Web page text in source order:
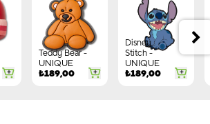
Teddy Bear -
UNIQUE
₺189,00
Disney
Stitch -
UNIQUE
₺189,00